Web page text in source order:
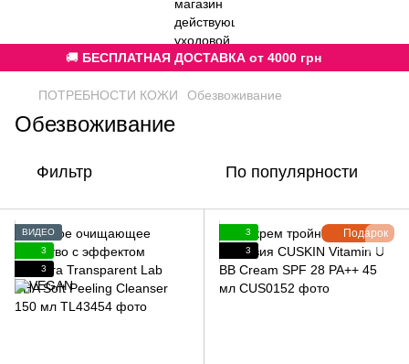
🚚 БЕСПЛАТНАЯ ДОСТАВКА от 4000 грн
ПОТРЕБНОСТИ КОЖИ Обезвоживание
Обезвоживание
Фильтр По популярности
ВИДЕО
3
3
Подарок
3
3